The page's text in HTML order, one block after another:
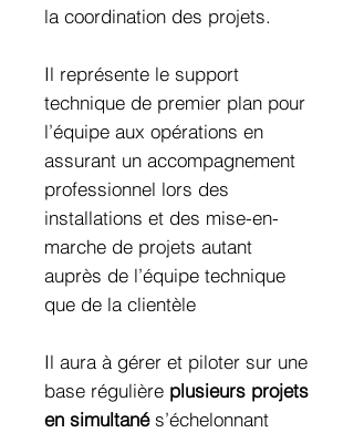
la coordination des projets.
Il représente le support
technique de premier plan pour
l’équipe aux opérations en
assurant un accompagnement
professionnel lors des
installations et des mise-en-
marche de projets autant
auprès de l’équipe technique
que de la clientèle
Il aura à gérer et piloter sur une
base régulière plusieurs projets
en simultanés’échelonnant